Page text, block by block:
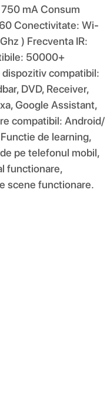
mA Consum
Conectivitate: Wi-
) Frecventa IR:
50000+
compatibil:
DVD, Receiver,
Google Assistant,
compatibil: Android/
de learning,
pe telefonul mobil,
functionare,
scene functionare.